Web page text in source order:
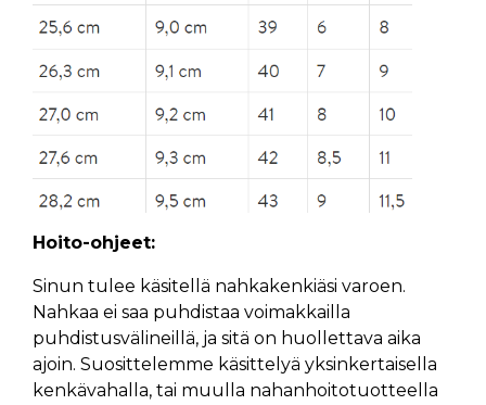
Hoito-ohjeet:
Sinun tulee käsitellä nahkakenkiäsi varoen.
Nahkaa ei saa puhdistaa voimakkailla
puhdistusvälineillä, ja sitä on huollettava aika
ajoin. Suosittelemme käsittelyä yksinkertaisella
kenkävahalla, tai muulla nahanhoitotuotteella